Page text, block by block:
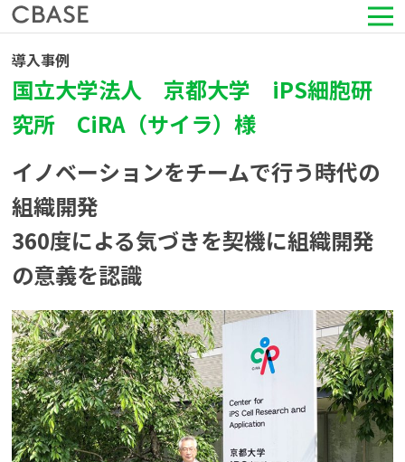
サービス
活用シーン
導入事例
セミナー情報
HRコラム
お知らせ
会社情報
よくある質問
導入事例
国立大学法人 京都大学 iPS細胞研
究所 CiRA（サイラ）様
イノベーションをチームで行う時代の
組織開発
360度による気づきを契機に組織開発
の意義を認識